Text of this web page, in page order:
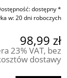
dostępny *
w:20 dni roboczych
98,99 zł
23% VAT, bez
dostawy